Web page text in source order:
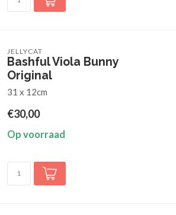
JELLYCAT
Bashful Viola Bunny
Original
31 x 12cm
€30,00
Op voorraad